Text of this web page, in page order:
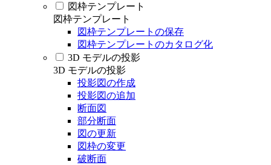
図枠テンプレート
図枠テンプレート
図枠テンプレートの保存
図枠テンプレートのカタログ化
3D モデルの投影
3D モデルの投影
投影図の作成
投影図の追加
断面図
部分断面
図の更新
図枠の変更
破断面